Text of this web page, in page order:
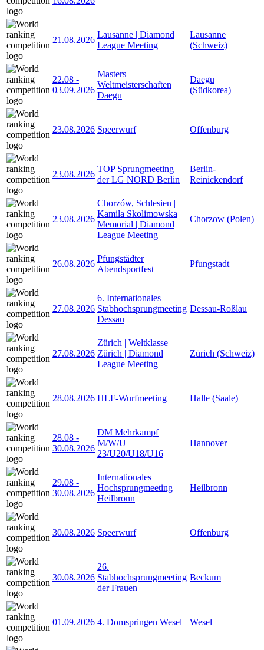
21.08.2026
Lausanne | Diamond
League Meeting
Lausanne
(Schweiz)
22.08 -
03.09.2026
Masters
Weltmeisterschaften
Daegu
Daegu
(Südkorea)
23.08.2026 Speerwurf Offenburg
23.08.2026
TOP Sprungmeeting
der LG NORD Berlin
Berlin-
Reinickendorf
23.08.2026
Chorzów, Schlesien |
Kamila Skolimowska
Memorial | Diamond
League Meeting
Chorzow (Polen)
26.08.2026
Pfungstädter
Abendsportfest
Pfungstadt
27.08.2026
6. Internationales
Stabhochsprungmeeting
Dessau
Dessau-Roßlau
27.08.2026
Zürich | Weltklasse
Zürich | Diamond
League Meeting
Zürich (Schweiz)
28.08.2026 HLF-Wurfmeeting Halle (Saale)
28.08 -
30.08.2026
DM Mehrkampf
M/W/U
23/U20/U18/U16
Hannover
29.08 -
30.08.2026
Internationales
Hochsprungmeeting
Heilbronn
Heilbronn
30.08.2026 Speerwurf Offenburg
30.08.2026
26.
Stabhochsprungmeeting
der Frauen
Beckum
01.09.2026 4. Domspringen Wesel Wesel